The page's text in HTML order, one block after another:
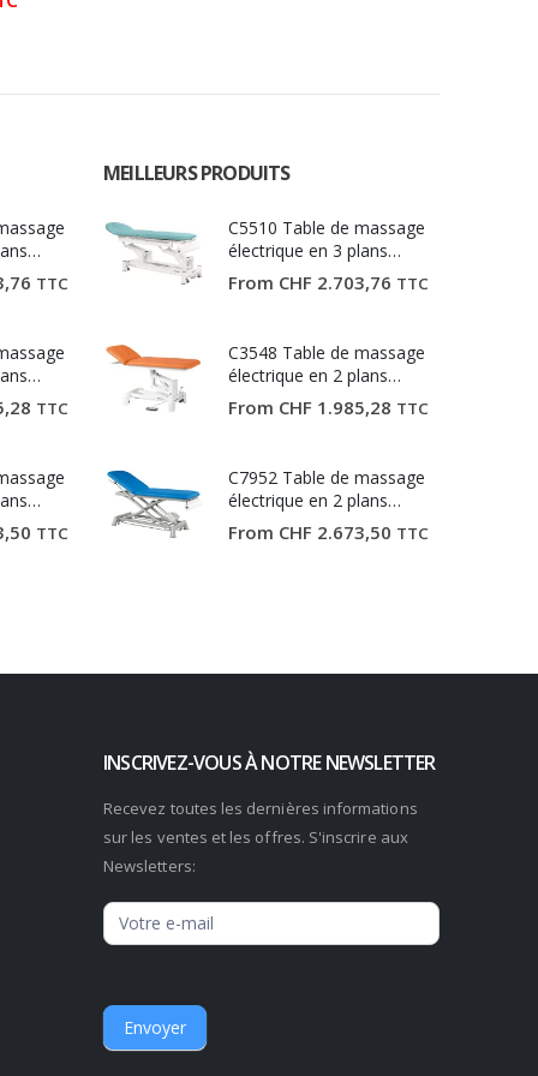
TTC
TTC
TTC
MEILLEURS PRODUITS
C5510 Table de massage
électrique en 3 plans
Ecopostural
From CHF 2.703,76 TTC
C3548 Table de massage
électrique en 2 plans
Ecopostural
From CHF 1.985,28 TTC
C7952 Table de massage
électrique en 2 plans
Ecopostural
From CHF 2.673,50 TTC
INSCRIVEZ-VOUS À NOTRE NEWSLETTER
Recevez toutes les dernières informations
sur les ventes et les offres. S'inscrire aux
Newsletters:
Newsletter
Envoyer